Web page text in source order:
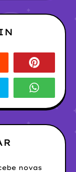
novas